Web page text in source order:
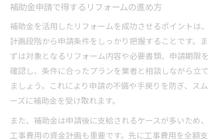
補助金申請で得するリフォームの進め方
補助金を活用したリフォームを成功させるポイントは、
計画段階から申請条件をしっかり把握することです。ま
ずは対象となるリフォーム内容や必要書類、申請期限を
確認し、条件に合ったプランを業者と相談しながら立て
ましょう。これにより申請の不備や手戻りを防ぎ、スム
ーズに補助金を受け取れます。
また、補助金は申請後に支給されるケースが多いため、
工事費用の資金計画も重要です。先に工事費用を全額支